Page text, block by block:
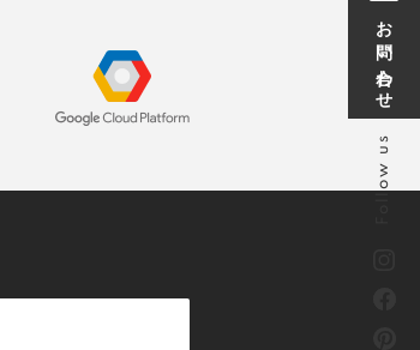
お問い合わせ
Follow us